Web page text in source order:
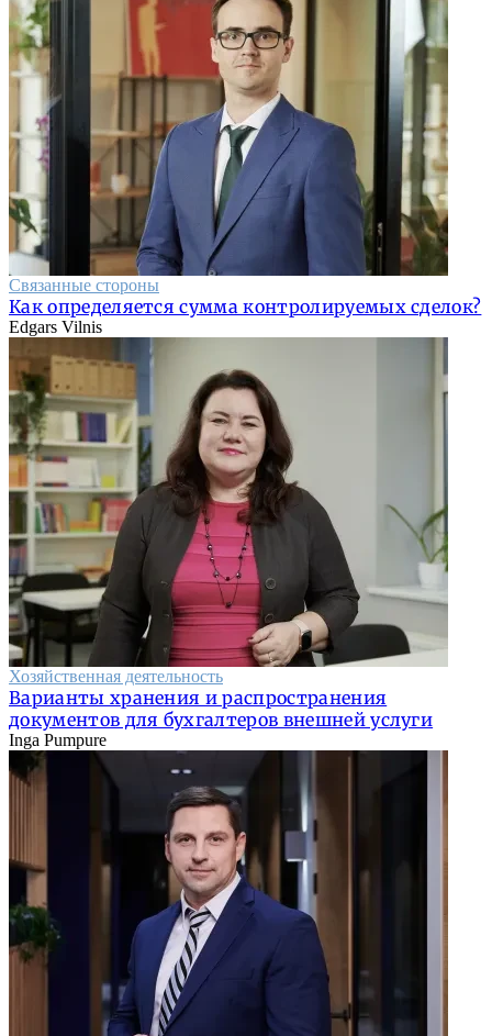
Связанные стороны
Как определяется сумма контролируемых сделок?
Edgars Vilnis
Хозяйственная деятельность
Варианты хранения и распространения
документов для бухгалтеров внешней услуги
Inga Pumpure